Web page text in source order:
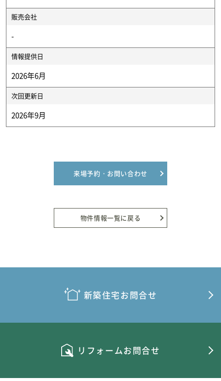
販売会社
-
情報提供日
2026年6月
次回更新日
2026年9月
来場予約・お問い合わせ
物件情報一覧に戻る
新築住宅お問合せ
リフォームお問合せ